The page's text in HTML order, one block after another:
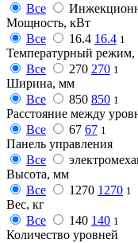
Все
Мощность, кВт
Все
16.4 16.4 1
Температурный режим,
Все
270 270 1
Ширина, мм
Все
850 850 1
Расстояние между
Все
67 67 1
Панель управления
Все
Высота, мм
Все
1270 1270 1
Вес, кг
Все
140 140 1
Количество уровней